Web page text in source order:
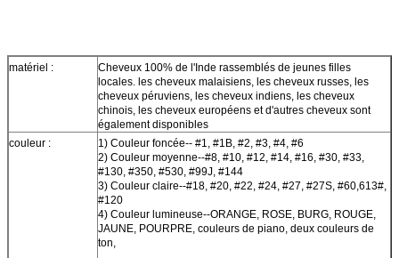
matériel :
Cheveux 100% de l'Inde rassemblés de jeunes filles
locales. les cheveux malaisiens, les cheveux russes, les
cheveux péruviens, les cheveux indiens, les cheveux
chinois, les cheveux européens et d'autres cheveux sont
également disponibles
couleur :
1) Couleur foncée-- #1, #1B, #2, #3, #4, #6
2) Couleur moyenne--#8, #10, #12, #14, #16, #30, #33,
#130, #350, #530, #99J, #144
3) Couleur claire--#18, #20, #22, #24, #27, #27S, #60,613#,
#120
4) Couleur lumineuse--ORANGE, ROSE, BURG, ROUGE,
JAUNE, POURPRE, couleurs de piano, deux couleurs de
ton,